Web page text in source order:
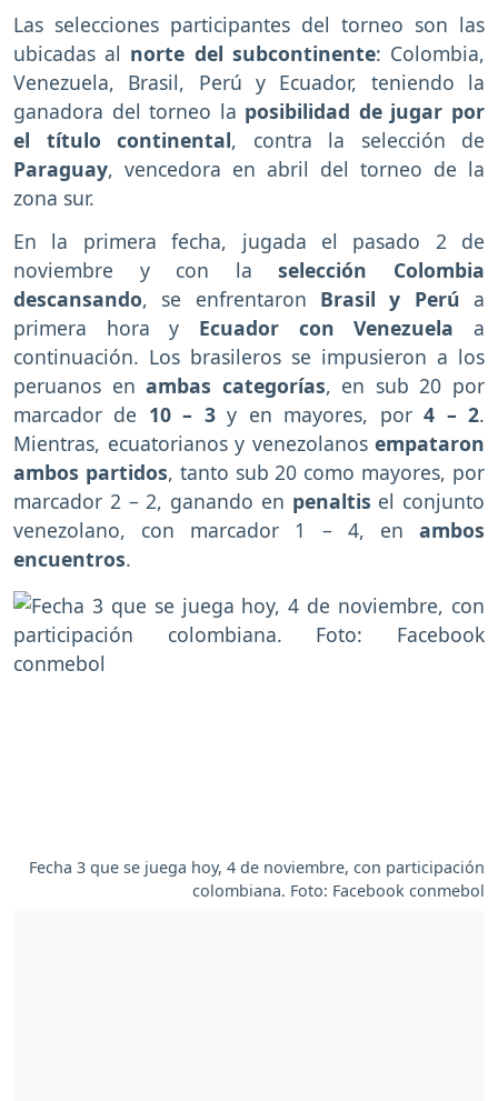
Las selecciones participantes del torneo son las
ubicadas al norte del subcontinente: Colombia,
Venezuela, Brasil, Perú y Ecuador, teniendo la
ganadora del torneo la posibilidad de jugar por
el título continental, contra la selección de
Paraguay, vencedora en abril del torneo de la
zona sur.
En la primera fecha, jugada el pasado 2 de
noviembre y con laselección Colombia
descansando, se enfrentaron Brasil y Perú a
primera hora y Ecuador con Venezuela a
continuación. Los brasileros se impusieron a los
peruanos enambas categorías, en sub 20 por
marcador de 10 – 3y en mayores, por4 – 2.
Mientras, ecuatorianos y venezolanos empataron
ambos partidos, tanto sub 20 como mayores, por
marcador 2 – 2, ganando en penaltis el conjunto
venezolano, con marcador 1 – 4, en ambos
encuentros.
Fecha 3 que se juega hoy, 4 de noviembre, con participación
colombiana. Foto: Facebook conmebol